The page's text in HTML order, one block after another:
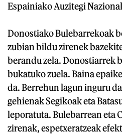
Espainiako Auzitegi
Donostiako Bulebarrekoak
zubian bildu zirenek
berandu zela. Donostiarrek
bukatuko zuela. Baina
da. Berrehun lagun inguru
gehienak Segikoak eta
leporatuta. Bulebarrean eta
zirenak, espetxeratzeak